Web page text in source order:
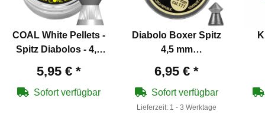
COAL White Pellets -
Spitz Diabolos - 4,5
5,95 € *
Sofort verfügbar
Diabolo Boxer Spitz
4,5 mm
6,95 € *
Sofort verfügbar
Lieferzeit: 1 - 3 Werktage